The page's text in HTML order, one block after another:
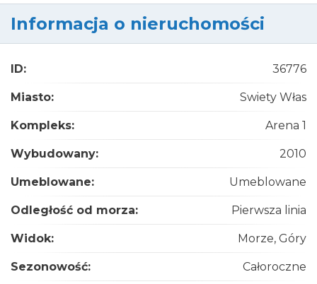
Informacja o nieruchomości
ID: 36776
Miasto: Swiety Włas
Kompleks: Arena 1
Wybudowany: 2010
Umeblowane: Umeblowane
Odległość od morza: Pierwsza linia
Widok: Morze, Góry
Sezonowość: Całoroczne